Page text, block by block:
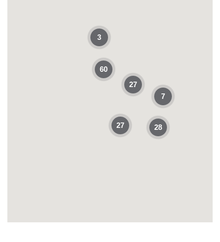
27 28
60
7
27
3